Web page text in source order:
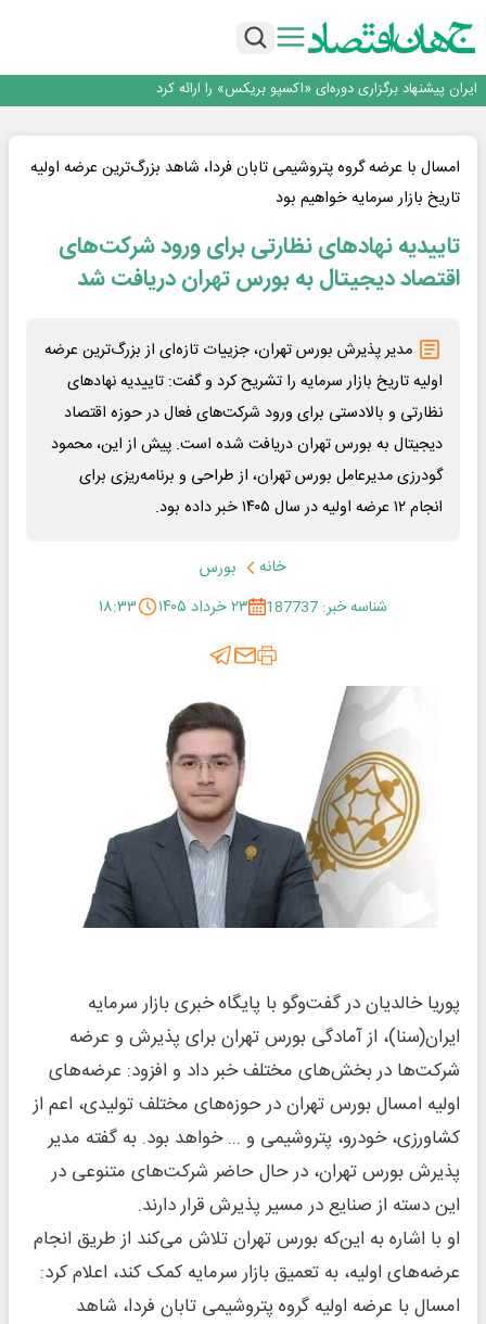
توسعه زنجیره صنعت مس با تکیه بر اکتشاف و مدل‌های نوین تأمین مالی
ایران پیشنهاد برگزاری دوره‌ای «اکسپو بریکس» را ارائه کرد
منطقه‌ای
روزنامه ۱۷ مرداد
توسعه زنجیره صنعت مس با تکیه بر اکتشاف و مدل‌های نوین تأمین مالی
فولاد غدیر نی‌ریز در جمع ۱۰ شرکت برتر بورس کالا
امسال با عرضه گروه پتروشیمی تابان فردا، شاهد بزرگ‌ترین عرضه اولیه
تاریخ بازار سرمایه خواهیم بود
تاییدیه نهادهای نظارتی برای ورود شرکت‌های
اقتصاد دیجیتال به بورس تهران دریافت شد
مدیر پذیرش بورس تهران، جزییات تازه‌ای از بزرگ‌ترین عرضه
اولیه تاریخ بازار سرمایه را تشریح کرد و گفت: تاییدیه نهادهای
نظارتی و بالادستی برای ورود شرکت‌های فعال در حوزه اقتصاد
دیجیتال به بورس تهران دریافت شده است. پیش از این، محمود
گودرزی مدیرعامل بورس تهران، از طراحی و برنامه‌ریزی برای
انجام ۱۲ عرضه اولیه در سال ۱۴۰۵ خبر داده بود.
خانه
بورس
شناسه خبر: 187737
۲۳ خرداد ۱۴۰۵ ۱۸:۳۳
پوریا خالدیان در گفت‌وگو با پایگاه خبری بازار سرمایه
ایران(سنا)، از آمادگی بورس تهران برای پذیرش و عرضه
شرکت‌ها در بخش‌های مختلف خبر داد و افزود: عرضه‌های
اولیه امسال بورس تهران در حوزه‌های مختلف تولیدی، اعم از
کشاورزی، خودرو، پتروشیمی و ... خواهد بود. به گفته مدیر
پذیرش بورس تهران، در حال حاضر شرکت‌های متنوعی در
این دسته از صنایع در مسیر پذیرش قرار دارند.
او با اشاره به این‌که بورس تهران تلاش می‌کند از طریق انجام
عرضه‌های اولیه، به تعمیق بازار سرمایه کمک کند، اعلام کرد:
امسال با عرضه اولیه گروه پتروشیمی تابان فردا، شاهد